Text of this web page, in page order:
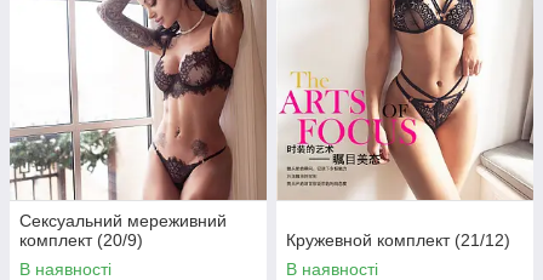
Сексуальний мереживний
комплект (20/9)
В наявності
Кружевной комплект (21/12)
В наявності